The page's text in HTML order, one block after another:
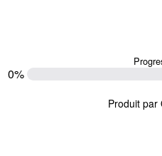
0%
Produit par